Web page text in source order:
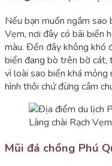
Nếu bạn muốn ngắm sao
Vẹm, nơi đây có bãi biển
màu. Đến đây không khó
biển đang bò trên bờ cát,
vì loài sao biển khá mỏng
hình thôi chứ đừng cầm
Làng chài Rạch
Mũi đá chồng Phú